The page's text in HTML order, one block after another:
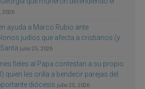
2026
ayuda a Marco Rubio ante
judíos que afecta a cristianos (y
julio 25, 2026
fieles al Papa contestan a su propio
quien les orilla a bendecir parejas del
diócesis julio 25, 2026